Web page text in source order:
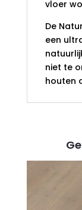
vloer
De
een
niet te
houten